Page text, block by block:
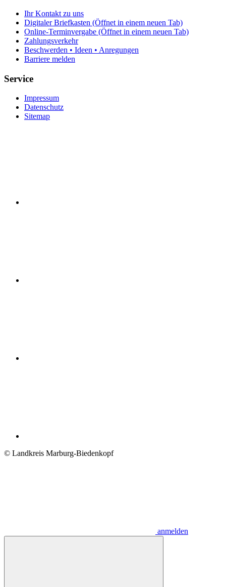
Ihr Kontakt zu uns
Digitaler Briefkasten (Öffnet in einem neuen Tab)
Online-Terminvergabe (Öffnet in einem neuen Tab)
Zahlungsverkehr
Beschwerden • Ideen • Anregungen
Barriere melden
Service
Impressum
Datenschutz
Sitemap
© Landkreis Marburg-Biedenkopf
anmelden